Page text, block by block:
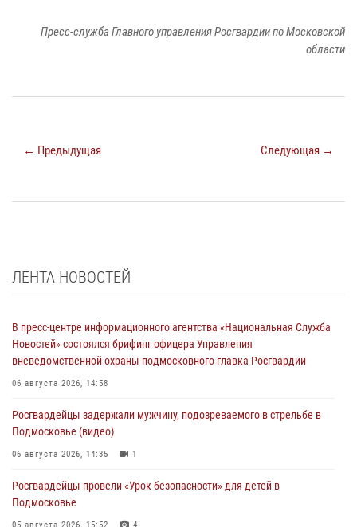
Пресс-служба Главного управления Росгвардии по Московской
области
← Предыдущая Следующая →
ЛЕНТА НОВОСТЕЙ
В пресс-центре информационного агентства «Национальная Служба
Новостей» состоялся брифинг офицера Управления
вневедомственной охраны подмосковного главка Росгвардии
06 августа 2026, 14:58
Росгвардейцы задержали мужчину, подозреваемого в стрельбе в
Подмосковье (видео)
06 августа 2026, 14:35 1
Росгвардейцы провели «Урок безопасности» для детей в
Подмосковье
05 августа 2026, 15:52 4